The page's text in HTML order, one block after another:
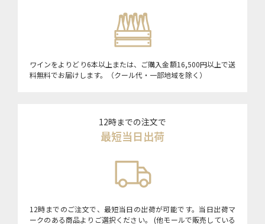
ワインをよりどり6本以上または、ご購入金額16,500円以上で送
料無料でお届けします。（クール代・一部地域を除く）
12時までの注文で
最短当日出荷
12時までのご注文で、最短当日の出荷が可能です。当日出荷マ
ークのある商品よりご選択ください。 (他モールで販売している